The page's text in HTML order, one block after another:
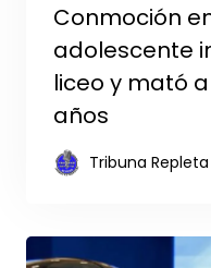
Conmoción
adolescente
liceo y mató
años
Tribuna Repleta